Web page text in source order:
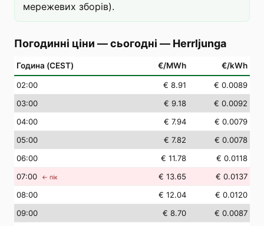
мережевих зборів).
Погодинні ціни — сьогодні — Herrljunga
Година (CEST) €/MWh €/kWh
02:00 € 8.91
€ 0.0089
03:00 € 9.18
€ 0.0092
04:00 € 7.94
€ 0.0079
05:00 € 7.82
€ 0.0078
06:00 € 11.78
€ 0.0118
07:00 ← пік € 13.65
€ 0.0137
08:00 € 12.04
€ 0.0120
09:00 € 8.70
€ 0.0087